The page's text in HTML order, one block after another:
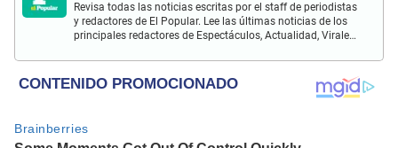
Revisa todas las noticias escritas por el staff de periodistas
y redactores de El Popular. Lee las últimas noticias de los
principales redactores de Espectáculos, Actualidad, Virales,